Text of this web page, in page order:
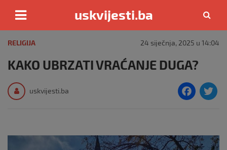
content
uskvijesti.ba
RELIGIJA 24 siječnja, 2025 u 14:04
KAKO UBRZATI VRAĆANJE DUGA?
uskvijesti.ba
F
e